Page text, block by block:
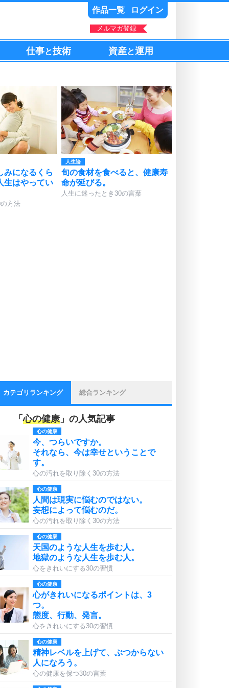
作品一覧 ログイン
メルマガ登録
仕事と技術 資産と運用
みになるくら
生はやってい
方法
人生論
旬の食材を食べると、健康寿
命が延びる。
人生に迷ったとき30の言葉
カテゴリランキング 総合ランキング
「心の健康」の人気記事
心の健康
今、つらいですか。
それなら、今は幸せということで
す。
心の汚れを取り除く30の方法
心の健康
人間は現実に悩むのではない。
妄想によって悩むのだ。
心の汚れを取り除く30の方法
心の健康
天国のような人生を歩む人。
地獄のような人生を歩む人。
心をきれいにする30の習慣
心の健康
心がきれいになるポイントは、3
つ。
態度、行動、発言。
心をきれいにする30の習慣
心の健康
精神レベルを上げて、ぶつからない
人になろう。
心の健康を保つ30の言葉